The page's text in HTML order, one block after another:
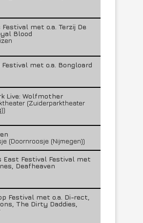
met o.a. Terzij De
Blood
Festival met o.a. Bongloard
Live: Wolfmother
(Zuiderparktheater
(Doornroosje (Nijmegen))
East Festival Festival met
Deafheaven
Festival met o.a. Di-rect,
The Dirty Daddies,